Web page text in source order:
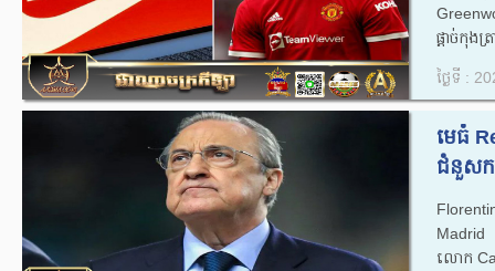
ផ្តាច់កុងត្
ថ្ងៃទី :
មេធំ
ជំនួសក
Madrid
លោក